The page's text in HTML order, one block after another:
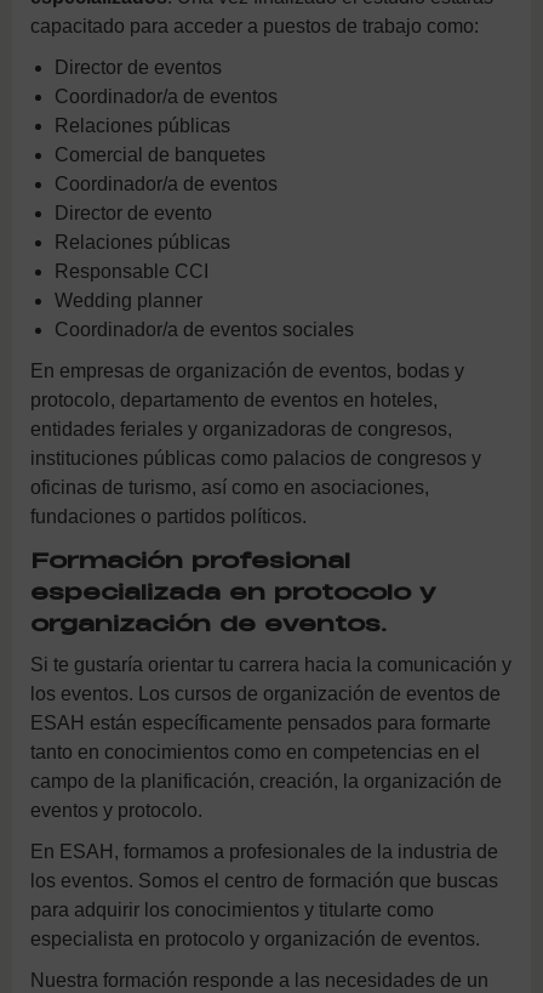
capacitado para acceder a puestos de trabajo como:
Director de eventos
Coordinador/a de eventos
Relaciones públicas
Comercial de banquetes
Coordinador/a de eventos
Director de evento
Relaciones públicas
Responsable CCI
Wedding planner
Coordinador/a de eventos sociales
En empresas de organización de eventos, bodas y
protocolo, departamento de eventos en hoteles,
entidades feriales y organizadoras de congresos,
instituciones públicas como palacios de congresos y
oficinas de turismo, así como en asociaciones,
fundaciones o partidos políticos.
Formación profesional
especializada en protocolo y
organización de eventos.
Si te gustaría orientar tu carrera hacia la comunicación y
los eventos. Los cursos de organización de eventos de
ESAH están específicamente pensados para formarte
tanto en conocimientos como en competencias en el
campo de la planificación, creación, la organización de
eventos y protocolo.
En ESAH, formamos a profesionales de la industria de
los eventos. Somos el centro de formación que buscas
para adquirir los conocimientos y titularte como
especialista en protocolo y organización de eventos.
Nuestra formación responde a las necesidades de un